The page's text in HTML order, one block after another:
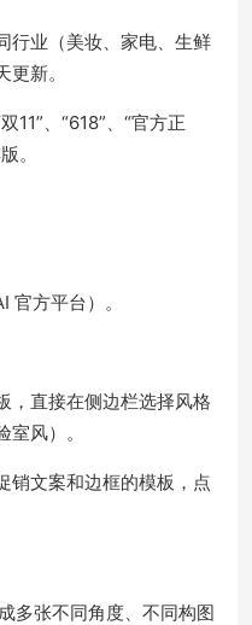
行业（美妆、家电、生鲜
新。
11”、“618”、“官方正
。
方平台）。
，直接在侧边栏选择风格
室风）。
销文案和边框的模板，点
多张不同角度、不同构图